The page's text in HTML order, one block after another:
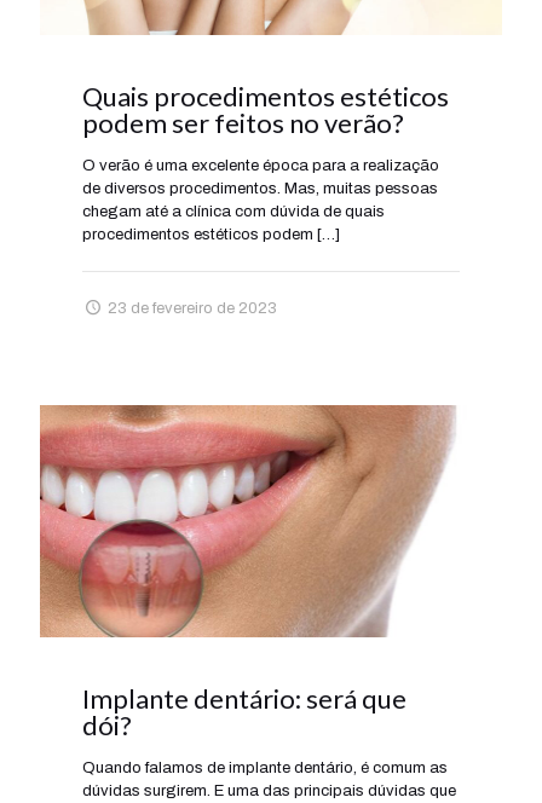
Quais procedimentos estéticos
podem ser feitos no verão?
O verão é uma excelente época para a realização
de diversos procedimentos. Mas, muitas pessoas
chegam até a clínica com dúvida de quais
procedimentos estéticos podem […]
23 de fevereiro de 2023
Implante dentário: será que
dói?
Quando falamos de implante dentário, é comum as
dúvidas surgirem. E uma das principais dúvidas que